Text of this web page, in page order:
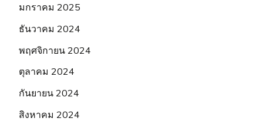
มกราคม 2025
ธันวาคม 2024
พฤศจิกายน 2024
ตุลาคม 2024
กันยายน 2024
สิงหาคม 2024